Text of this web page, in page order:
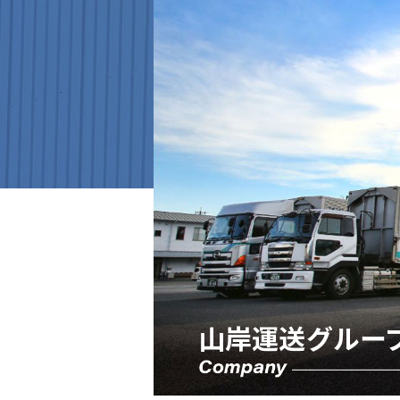
山岸運送グルー